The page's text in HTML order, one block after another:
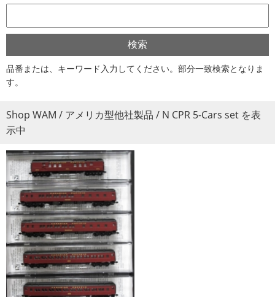
品番または、キーワード入力してください。部分一致検索となりま
す。
Shop WAM / アメリカ型他社製品 / N CPR 5-Cars set を表
示中